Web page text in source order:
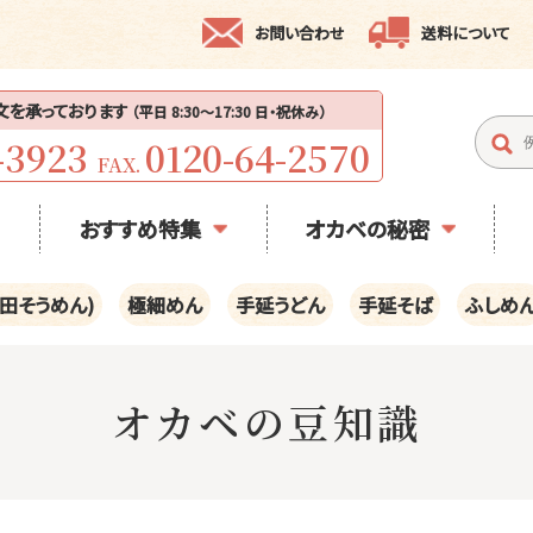
お問い合わせ 送料について
を承っております （平日 8:30〜17:30 日・祝休み）
FAX. 0120-64-2570
おすすめ特集 オカベの秘密
そうめん) 極細めん 手延うどん 手延そば ふしめ
オカベの豆知識